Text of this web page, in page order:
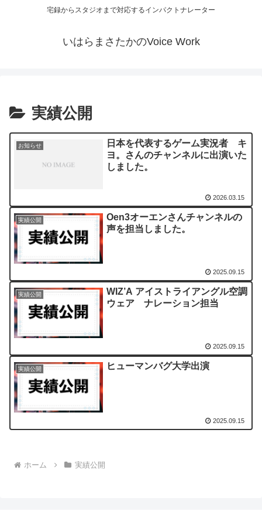
宅録からスタジオまで対応するインパクトナレーター
いはらまさたかのVoice Work
実績公開
お知らせ
日本を代表するゲーム実況者 キ
ヨ。さんのチャンネルに出演いた
しました。
2026.03.15
実績公開
Oen3オーエンさんチャンネルの
声を担当しました。
2025.09.15
実績公開
WIZ’A アイストライアングル空調
ウェア ナレーション担当
2025.09.15
実績公開 ヒューマンバグ大学出演
2025.09.15
ホーム 実績公開